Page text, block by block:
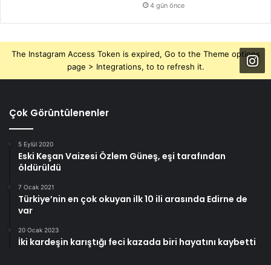
4 gün önce
The Instagram Access Token is expired, Go to the Theme options
page > Integrations, to to refresh it.
Çok Görüntülenenler
5 Eylül 2020
Eski Keşan Vaizesi Özlem Güneş, eşi tarafından
öldürüldü
7 Ocak 2021
Türkiye’nin en çok okuyan ilk 10 ili arasında Edirne de
var
20 Ocak 2023
İki kardeşin karıştığı feci kazada biri hayatını kaybetti